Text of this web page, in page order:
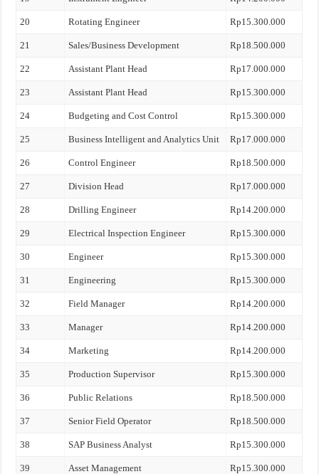
20 Rotating Engineer Rp15.300.000
21 Sales/Business Development Rp18.500.000
22 Assistant Plant Head Rp17.000.000
23 Assistant Plant Head Rp15.300.000
24 Budgeting and Cost Control Rp15.300.000
25 Business Intelligent and Analytics Unit Rp17.000.000
26 Control Engineer Rp18.500.000
27 Division Head Rp17.000.000
28 Drilling Engineer Rp14.200.000
29 Electrical Inspection Engineer Rp15.300.000
30 Engineer Rp15.300.000
31 Engineering Rp15.300.000
32 Field Manager Rp14.200.000
33 Manager Rp14.200.000
34 Marketing Rp14.200.000
35 Production Supervisor Rp15.300.000
36 Public Relations Rp18.500.000
37 Senior Field Operator Rp18.500.000
38 SAP Business Analyst Rp15.300.000
39 Asset Management Rp15.300.000